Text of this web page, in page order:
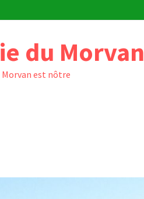
du Morvan
est nôtre